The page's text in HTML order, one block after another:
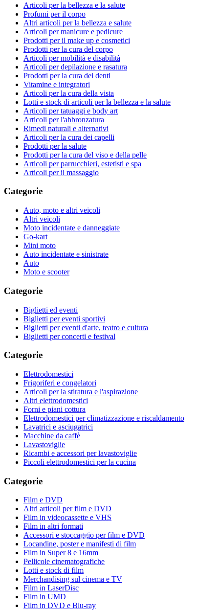
Articoli per la bellezza e la salute
Profumi per il corpo
Altri articoli per la bellezza e salute
Articoli per manicure e pedicure
Prodotti per il make up e cosmetici
Prodotti per la cura del corpo
Articoli per mobilità e disabilità
Articoli per depilazione e rasatura
Prodotti per la cura dei denti
Vitamine e integratori
Articoli per la cura della vista
Lotti e stock di articoli per la bellezza e la salute
Articoli per tatuaggi e body art
Articoli per l'abbronzatura
Rimedi naturali e alternativi
Articoli per la cura dei capelli
Prodotti per la salute
Prodotti per la cura del viso e della pelle
Articoli per parrucchieri, estetisti e spa
Articoli per il massaggio
Categorie
Auto, moto e altri veicoli
Altri veicoli
Moto incidentate e danneggiate
Go-kart
Mini moto
Auto incidentate e sinistrate
Auto
Moto e scooter
Categorie
Biglietti ed eventi
Biglietti per eventi sportivi
Biglietti per eventi d'arte, teatro e cultura
Biglietti per concerti e festival
Categorie
Elettrodomestici
Frigoriferi e congelatori
Articoli per la stiratura e l'aspirazione
Altri elettrodomestici
Forni e piani cottura
Elettrodomestici per climatizzazione e riscaldamento
Lavatrici e asciugatrici
Macchine da caffè
Lavastoviglie
Ricambi e accessori per lavastoviglie
Piccoli elettrodomestici per la cucina
Categorie
Film e DVD
Altri articoli per film e DVD
Film in videocassette e VHS
Film in altri formati
Accessori e stoccaggio per film e DVD
Locandine, poster e manifesti di film
Film in Super 8 e 16mm
Pellicole cinematografiche
Lotti e stock di film
Merchandising sul cinema e TV
Film in LaserDisc
Film in UMD
Film in DVD e Blu-ray